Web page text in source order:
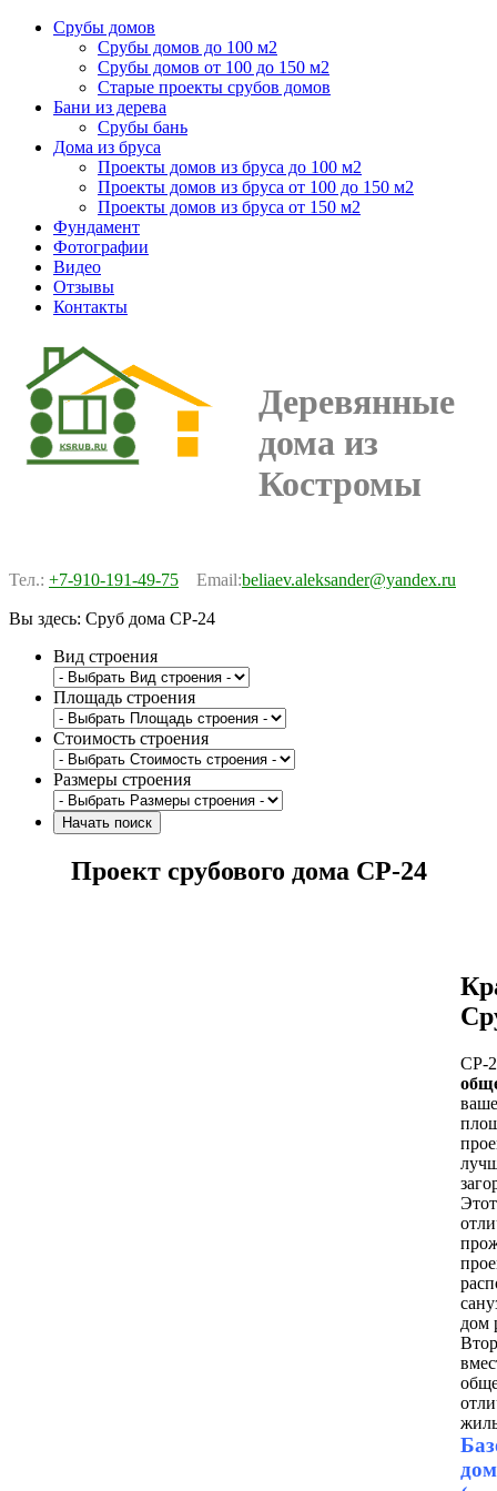
Срубы домов
Срубы домов до 100 м2
Срубы домов от 100 до 150 м2
Старые проекты срубов домов
Бани из дерева
Срубы бань
Дома из бруса
Проекты домов из бруса до 100 м2
Проекты домов из бруса от 100 до 150 м2
Проекты домов из бруса от 150 м2
Фундамент
Фотографии
Видео
Отзывы
Контакты
Деревянные
дома из
Костромы
Тел.: +7-910-191-49-75 Email:beliaev.aleksander@yandex.ru
Вы здесь: Сруб дома СР-24
Вид строения
Площадь строения
Стоимость строения
Размеры строения
Проект срубового дома СР-24
СР-
дом